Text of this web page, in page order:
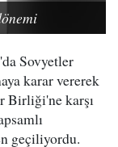
Sovyetler
karar vererek
Birliği'ne karşı
geçiliyordu.